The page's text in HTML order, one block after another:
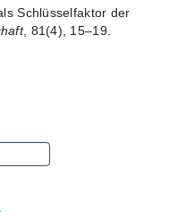
Schlüsselfaktor der
, 81(4), 15–19.